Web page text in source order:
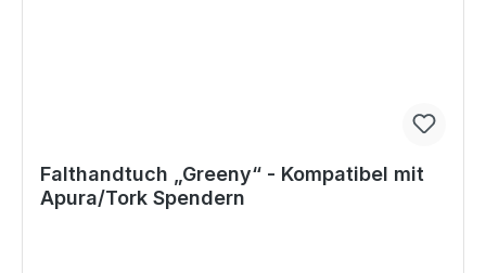
Falthandtuch „Greeny“ - Kompatibel mit
Apura/Tork Spendern